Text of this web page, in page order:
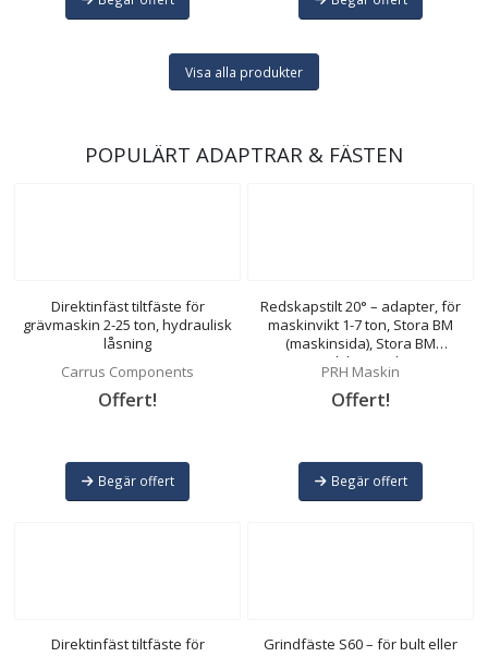
Visa alla produkter
POPULÄRT ADAPTRAR & FÄSTEN
Direktinfäst tiltfäste för
grävmaskin 2-25 ton, hydraulisk
låsning
Carrus Components
Offert!
Begär offert
Redskapstilt 20° – adapter, för
maskinvikt 1-7 ton, Stora BM
(maskinsida), Stora BM
(redskapssida)
PRH Maskin
Offert!
Begär offert
Direktinfäst tiltfäste för
Grindfäste S60 – för bult eller